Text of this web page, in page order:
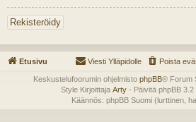
Rekisteröidy
Etusivu Poista
Viesti Ylläpidolle
Keskustelufoorumin ohjelmisto phpBB® Forum
Style Kirjoittaja Arty- Päivitä phpBB 3.2
Käännös: phpBB Suomi (lurttinen,